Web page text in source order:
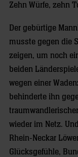
Zehn Würfe, zehn
Der gebürtige
musste gegen die
zeigen, um noch
beiden
wegen einer
behinderte ihn
wieder im Netz.
Rhein-Neckar
Glücksgefühle,